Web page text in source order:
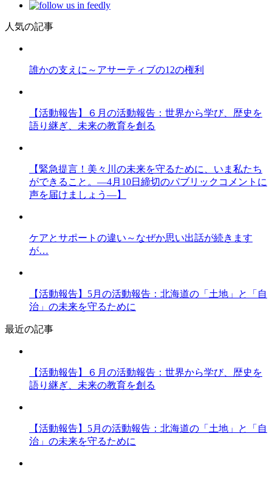
人気の記事
誰かの支えに～アサーティブの12の権利
【活動報告】６月の活動報告：世界から学び、歴史を
語り継ぎ、未来の教育を創る
【緊急提言！美々川の未来を守るために、いま私たち
ができること。―4月10日締切のパブリックコメントに
声を届けましょう―】
ケアとサポートの違い～なぜか思い出話が続きます
が…
【活動報告】5月の活動報告：北海道の「土地」と「自
治」の未来を守るために
最近の記事
【活動報告】６月の活動報告：世界から学び、歴史を
語り継ぎ、未来の教育を創る
【活動報告】5月の活動報告：北海道の「土地」と「自
治」の未来を守るために